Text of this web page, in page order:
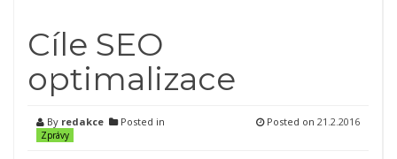
Cíle SEO
optimalizace
By redakce Posted in
Zprávy
Posted on 21.2.2016